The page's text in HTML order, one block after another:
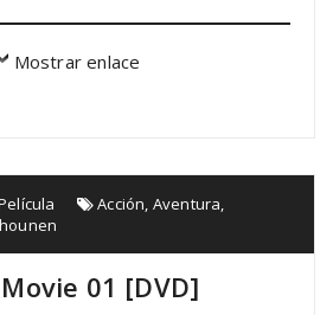
Mostrar enlace
Acción, Aventura,
01 [DVD]